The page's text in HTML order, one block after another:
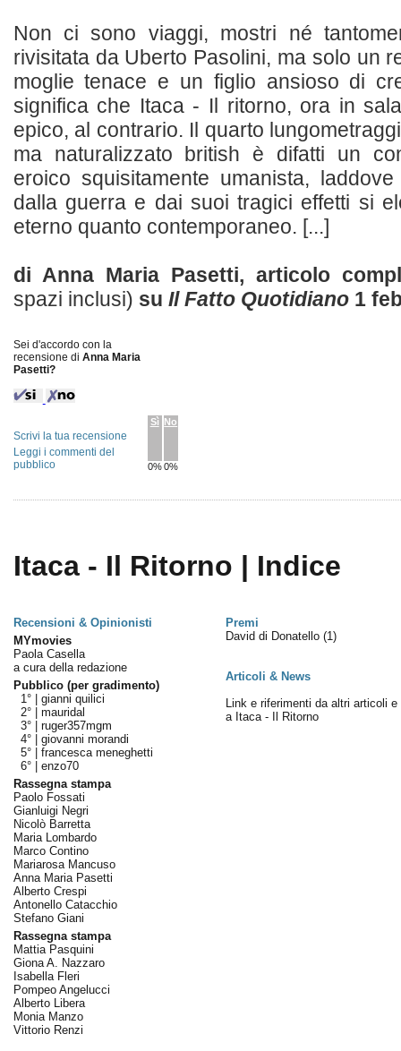
Non ci sono viaggi, mostri né
rivisitata da Uberto Pasolini, ma solo un
moglie tenace e un figlio ansioso di
significa che Itaca - Il ritorno, ora in
epico, al contrario. Il quarto
ma naturalizzato british è difatti un
eroico squisitamente umanista,
dalla guerra e dai suoi tragici effetti si
eterno quanto contemporaneo. [...]
di Anna Maria Pasetti, articolo
spazi inclusi) su Il Fatto Quotidiano1
Sei d'accordo con la
recensione di Anna Maria
Pasetti?
Sì
0%
No
0%
Scrivi la tua recensione
Leggi i commenti del
pubblico
Itaca - Il Ritorno | Indice
Recensioni & Opinionisti
Premi
MYmovies
Paola Casella
a cura della redazione
Pubblico (per gradimento)
1° | gianni quilici
2° | mauridal
3° | ruger357mgm
4° | giovanni morandi
5° | francesca meneghetti
6° | enzo70
Rassegna stampa
Paolo Fossati
Gianluigi Negri
Nicolò Barretta
Maria Lombardo
Marco Contino
Mariarosa Mancuso
Anna Maria Pasetti
Alberto Crespi
Antonello Catacchio
Stefano Giani
Rassegna stampa
Mattia Pasquini
Giona A. Nazzaro
Isabella Fleri
Pompeo Angelucci
Alberto Libera
Monia Manzo
Vittorio Renzi
David di Donatello (1)
Articoli & News
Link e riferimenti da altri articoli e
a Itaca - Il Ritorno